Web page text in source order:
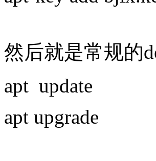
然后就是常规的
apt update
apt upgrade